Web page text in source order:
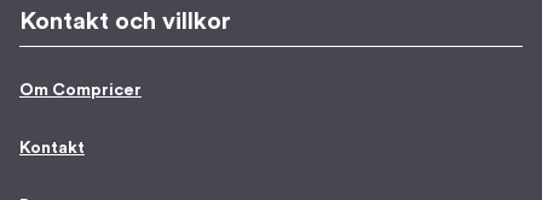
Kontakt och villkor
Om Compricer
Kontakt